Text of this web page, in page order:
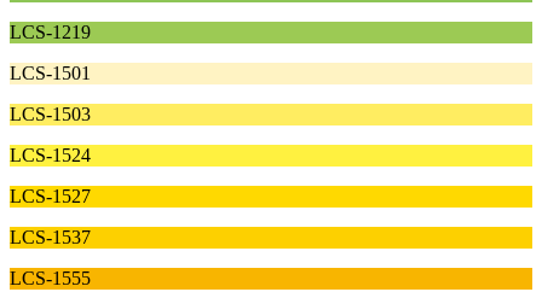
LCS-1219
LCS-1501
LCS-1503
LCS-1524
LCS-1527
LCS-1537
LCS-1555